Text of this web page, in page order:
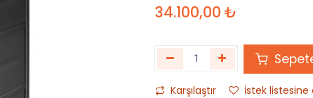
34.100,00 ₺
Karşılaştır İstek listesine